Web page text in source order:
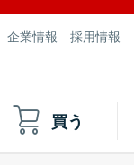
企業情報 採用情報
買う